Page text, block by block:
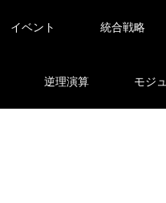
イベント 統合戦略
逆理演算 モジ